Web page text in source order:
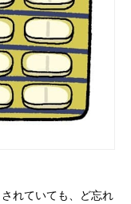
れていても、ど忘れ